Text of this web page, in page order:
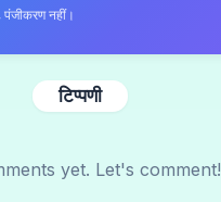
पंजीकरण नहीं।
टिप्पणी
yet. Let's comment!